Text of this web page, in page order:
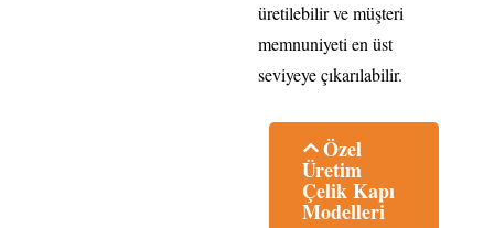
üretilebilir ve müşteri
memnuniyeti en üst
seviyeye çıkarılabilir.
Özel
Üretim
Çelik Kapı
Modelleri